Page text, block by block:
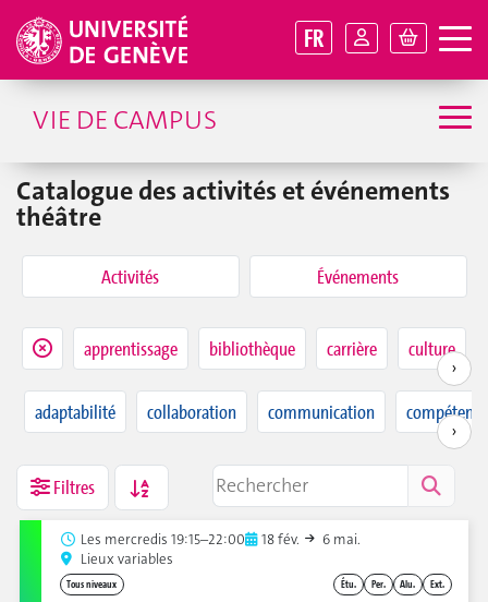
FR
VIE DE CAMPUS
Catalogue des activités et événements
théâtre
Activités Événements
apprentissage bibliothèque carrière culture
›
adaptabilité collaboration communication
›
Filtres
Les mercredis 19:15–22:00 18 fév.
6 mai.
Lieux variables
Étu. Per. Alu. Ext.
Tous niveaux